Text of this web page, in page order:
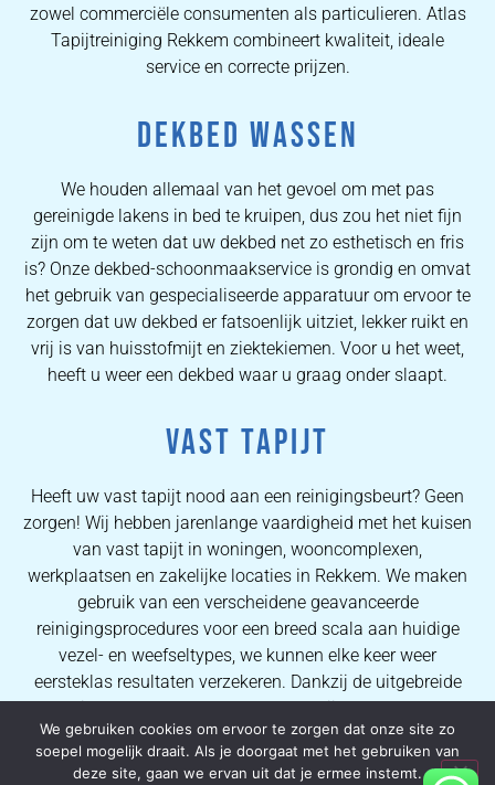
zowel commerciële consumenten als particulieren. Atlas
Tapijtreiniging Rekkem combineert kwaliteit, ideale
service en correcte prijzen.
DEKBED WASSEN
We houden allemaal van het gevoel om met pas
gereinigde lakens in bed te kruipen, dus zou het niet fijn
zijn om te weten dat uw dekbed net zo esthetisch en fris
is? Onze dekbed-schoonmaakservice is grondig en omvat
het gebruik van gespecialiseerde apparatuur om ervoor te
zorgen dat uw dekbed er fatsoenlijk uitziet, lekker ruikt en
vrij is van huisstofmijt en ziektekiemen. Voor u het weet,
heeft u weer een dekbed waar u graag onder slaapt.
VAST TAPIJT
Heeft uw vast tapijt nood aan een reinigingsbeurt? Geen
zorgen! Wij hebben jarenlange vaardigheid met het kuisen
van vast tapijt in woningen, wooncomplexen,
werkplaatsen en zakelijke locaties in Rekkem. We maken
gebruik van een verscheidene geavanceerde
reinigingsprocedures voor een breed scala aan huidige
vezel- en weefseltypes, we kunnen elke keer weer
eersteklas resultaten verzekeren. Dankzij de uitgebreide
kennis van onze operators kunnen wij al onze kopers
uitstekende vlekverwijderingsprocessen en kwalitatieve
tapijtreinigingsresultaten verzekeren.
We gebruiken cookies om ervoor te zorgen dat onze site zo
soepel mogelijk draait. Als je doorgaat met het gebruiken van
deze site, gaan we ervan uit dat je ermee instemt.